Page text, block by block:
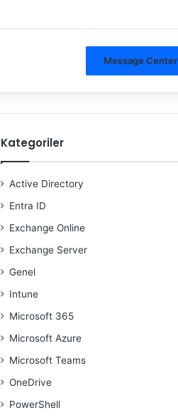
Message Center
Kategoriler
Active Directory
Entra ID
Exchange Online
Exchange Server
Genel
Intune
Microsoft 365
Microsoft Azure
Microsoft Teams
OneDrive
PowerShell